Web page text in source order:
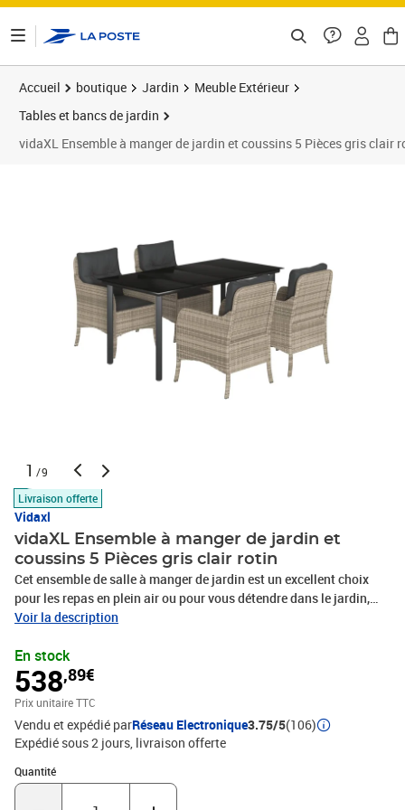
Accueil boutique Jardin
Meuble Extérieur
Tables et bancs de jardin
vidaXL Ensemble à manger de jardin et coussins 5 Pièces gris clair
1 /9
Livraison offerte
Vidaxl
vidaXL Ensemble à manger de jardin et
coussins 5 Pièces gris clair rotin
Cet ensemble de salle à manger de jardin est un excellent choix
pour les repas en plein air ou pour vous détendre dans le jardin,
l'arrière-cour ou le patio. Matériau durable : la résine tressée,
synthétique solide et nécessitant peu d'entretien qui ressemble au
rotin naturel. Il est léger, facile à nettoyer et couramment utilisé
pour les meubles d'extérieur en raison de sa durabilité et de ses
propriétés de résistance aux intempéries.Expérience d'assise
confortable : ce mobilier d'extérieur, doté de coussins épais, offre
une expérience d'assise confortable.Housse amovible et lavable :
ces coussins de siège sont dotés de housses amovibles pour un
lavage et un entretien faciles.Dessus en verre : le dessus de la
Voir la description
En stock
538,89€
Prix unitaire TTC
Vendu et expédié parRéseau Electronique3.75/5(106)
Expédié sous 2 jours livraison offerte
Quantité
Quantité : 1